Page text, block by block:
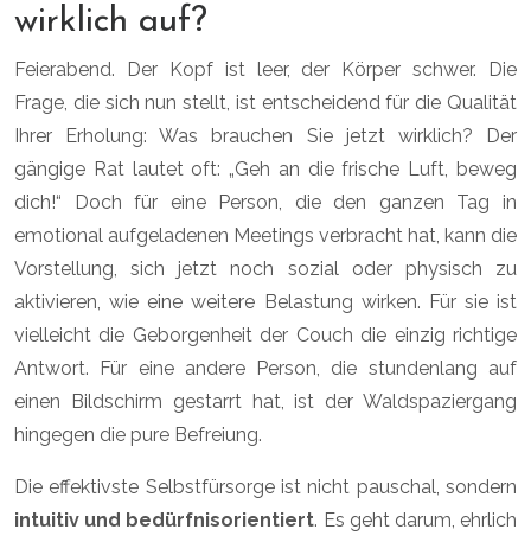
wirklich auf?
Feierabend. Der Kopf ist leer, der Körper schwer. Die
Frage, die sich nun stellt, ist entscheidend für die Qualität
Ihrer Erholung: Was brauchen Sie jetzt wirklich? Der
gängige Rat lautet oft: „Geh an die frische Luft, beweg
dich!“ Doch für eine Person, die den ganzen Tag in
emotional aufgeladenen Meetings verbracht hat, kann die
Vorstellung, sich jetzt noch sozial oder physisch zu
aktivieren, wie eine weitere Belastung wirken. Für sie ist
vielleicht die Geborgenheit der Couch die einzig richtige
Antwort. Für eine andere Person, die stundenlang auf
einen Bildschirm gestarrt hat, ist der Waldspaziergang
hingegen die pure Befreiung.
Die effektivste Selbstfürsorge ist nicht pauschal, sondern
intuitiv und bedürfnisorientiert. Es geht darum, ehrlich